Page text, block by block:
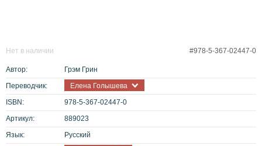
#978-5-367-02447-0
Нет в наличии
Автор:
Грэм Грин
Переводчик:
Елена Голышева
ISBN:
978-5-367-02447-0
Артикул:
889023
Язык:
Русский